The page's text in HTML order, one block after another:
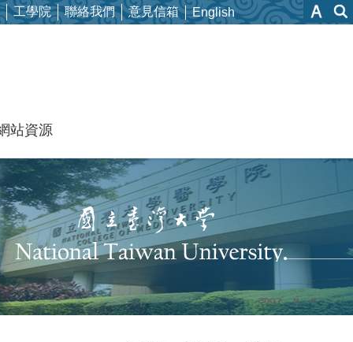
工學院 聯絡我們 意見信箱 English
站資源